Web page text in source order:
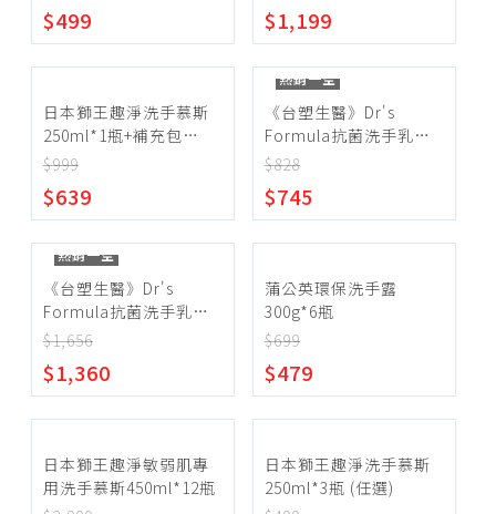
$499 $1,199
日本獅王趣淨洗手慕斯
250ml*1瓶+補充包
200ml*8包-清爽柑橘
$999
$639
熱銷一空
《台塑生醫》Dr's
Formula抗菌洗手乳補
充包400ml(12包)
$828
$745
熱銷一空
《台塑生醫》Dr's
Formula抗菌洗手乳補
充包400ml(24包)
$1,656
$1,360
蒲公英環保洗手露
300g*6瓶
$699
$479
日本獅王趣淨敏弱肌專
用洗手慕斯450ml*12瓶
日本獅王趣淨洗手慕斯
250ml*3瓶 (任選)